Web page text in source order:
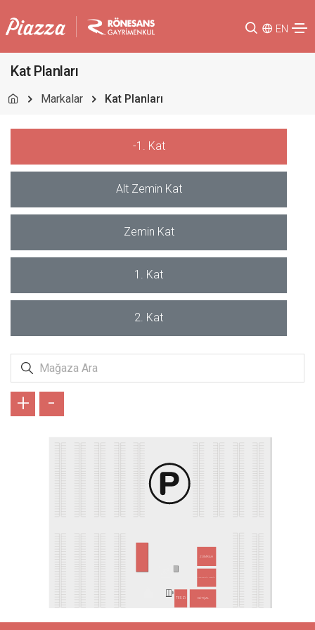
EN
Kat Planları
Markalar Kat Planları
-1. Kat
Alt Zemin Kat
Zemin Kat
1. Kat
2. Kat
FREDERİC PATRİC
ELİTŞAL
TERZİ
ZÜMRAH
+ -